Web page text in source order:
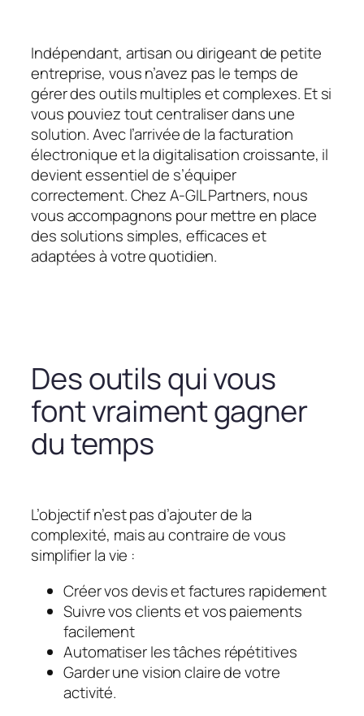
Indépendant, artisan ou dirigeant de petite
entreprise, vous n’avez pas le temps de
gérer des outils multiples et complexes. Et si
vous pouviez tout centraliser dans une
solution. Avec l’arrivée de la facturation
électronique et la digitalisation croissante, il
devient essentiel de s’équiper
correctement. Chez A-GIL Partners, nous
vous accompagnons pour mettre en place
des solutions simples, efficaces et
adaptées à votre quotidien.
Des outils qui vous
font vraiment gagner
du temps
L’objectif n’est pas d’ajouter de la
complexité, mais au contraire de vous
simplifier la vie :
Créer vos devis et factures rapidement
Suivre vos clients et vos paiements
facilement
Automatiser les tâches répétitives
Garder une vision claire de votre
activité.